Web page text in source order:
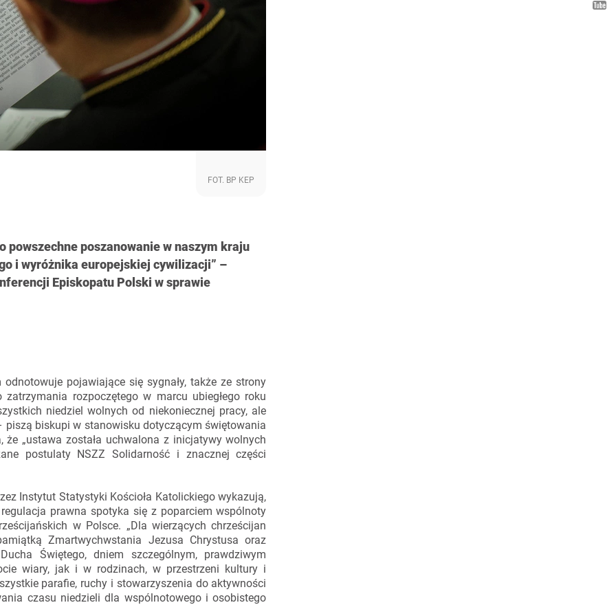
powszechne poszanowanie w naszym kraju
i wyróżnika europejskiej cywilizacji” –
Episkopatu Polski w sprawie
FOT. BP KEP
pojawiające się sygnały, także ze strony
rozpoczętego w marcu ubiegłego roku
niedziel wolnych od niekoniecznej pracy, ale
piszą biskupi w stanowisku dotyczącym świętowania
„ustawa została uchwalona z inicjatywy wolnych
postulaty NSZZ Solidarność i znacznej części
Instytut Statystyki Kościoła Katolickiego wykazują,
prawna spotyka się z poparciem wspólnoty
w Polsce. „Dla wierzących chrześcijan
Zmartwychwstania Jezusa Chrystusa oraz
Świętego, dniem szczególnym, prawdziwym
wiary, jak i w rodzinach, w przestrzeni kultury i
parafie, ruchy i stowarzyszenia do aktywności
czasu niedzieli dla wspólnotowego i osobistego